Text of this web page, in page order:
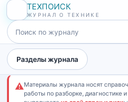
ТЕХПОИСК
ЖУРНАЛ О ТЕХНИКЕ
Разделы журнала
⚠Материалы журнала носят
работы по разборке, диагностике